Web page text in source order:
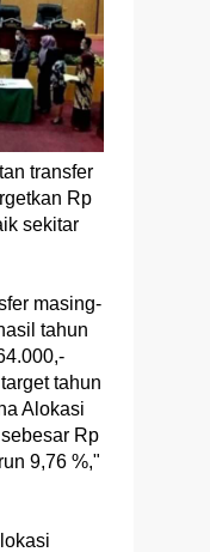
transfer
Rp
sekitar
masing-
tahun
tahun
Alokasi
Rp
9,76 %,"